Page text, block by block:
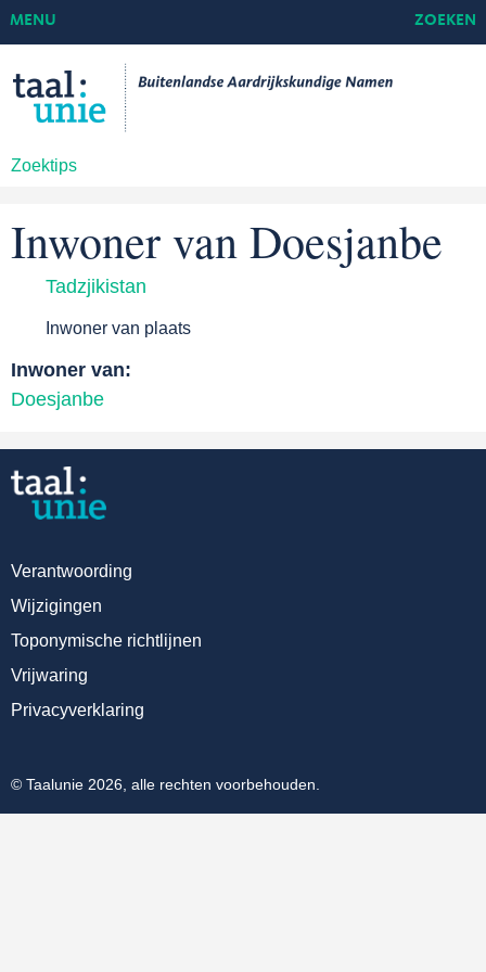
Zoektips
MENU ZOEKEN
Inwoner van Doesjanbe
Tadzjikistan
Inwoner van plaats
Inwoner van:
Doesjanbe
Verantwoording
Wijzigingen
Toponymische richtlijnen
Vrijwaring
Privacyverklaring
© Taalunie 2026, alle rechten voorbehouden.